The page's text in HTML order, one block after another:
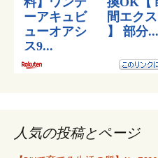
人気の投稿とページ